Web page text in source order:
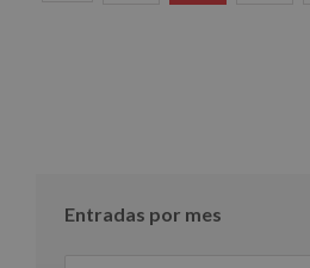
Entradas por mes